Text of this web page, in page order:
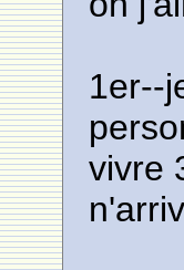
1er--
vivre